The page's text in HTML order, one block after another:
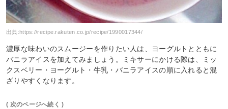
出典: https://recipe.rakuten.co.jp/recipe/1990017344/
濃厚な味わいのスムージーを作りたい人は、ヨーグルトとともに
バニラアイスを加えてみましょう。ミキサーにかける際は、ミッ
クスベリー・ヨーグルト・牛乳・バニラアイスの順に入れると混
ざりやすくなります。
( 次のページへ続く )